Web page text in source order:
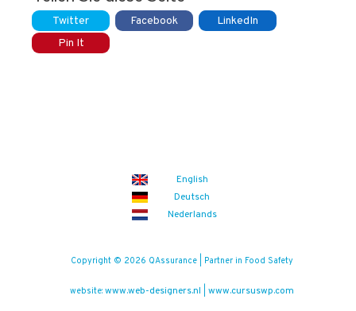
Twitter Facebook
LinkedIn
Pin It
English
Deutsch
Nederlands
Copyright © 2026 QAssurance | Partner in Food Safety
website: www.web-designers.nl www.cursuswp.com